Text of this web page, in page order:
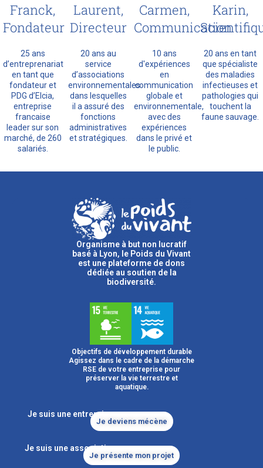
Franck,
Fondateur
25 ans
d’entreprenariat
en tant que
fondateur et
PDG d’Elcia,
entreprise
francaise
leader sur son
marché, de 260
salariés.
Laurent,
Directeur
20 ans au
service
d’associations
environnementales
dans lesquelles
il a assuré des
fonctions
administratives
et stratégiques.
Carmen,
Communication
10 ans
d'expériences
en
communication
globale et
environnementale,
avec des
expériences
dans le privé et
le public.
Karin,
20 ans en tant
que spécialiste
des maladies
infectieuses et
pathologies qui
touchent la
faune sauvage.
Organisme à but non lucratif
basé à Lyon, le Poids du Vivant
est une plateforme de dons
dédiée au soutien de la
biodiversité.
Objectifs de développement durable
Agissez dans le cadre de la démarche
RSE de votre entreprise pour
préserver la vie terrestre et
aquatique.
Je suis une entreprise
Je deviens mécène
Je suis une association
Je présente mon projet